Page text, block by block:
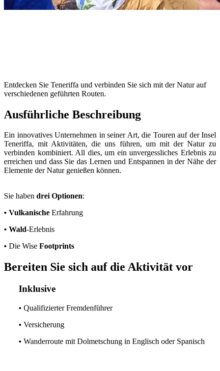
Entdecken Sie Teneriffa und verbinden Sie sich mit der Natur auf
verschiedenen geführten Routen.
Ausführliche Beschreibung
Ein innovatives Unternehmen in seiner Art, die Touren auf der Insel
Teneriffa, mit Aktivitäten, die uns führen, um mit der Natur zu
verbinden kombiniert. All dies, um ein unvergessliches Erlebnis zu
erreichen und dass Sie das Lernen und Entspannen in der Nähe der
Elemente der Natur genießen können.
Sie haben drei Optionen:
• Vulkanische Erfahrung
• Wald-Erlebnis
• Die Wise Footprints
Bereiten Sie sich auf die Aktivität vor
Inklusive
• Qualifizierter Fremdenführer
• Versicherung
• Wanderroute mit Dolmetschung in Englisch oder Spanisch